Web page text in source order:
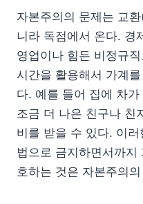
자본주의의 문제는 교
니라 독점에서 온다. 경
영업이나 힘든 비정규
시간을 활용해서 가계
다. 예를 들어 집에 차
조금 더 나은 친구나 친
비를 받을 수 있다. 이
법으로 금지하면서까지
호하는 것은 자본주의